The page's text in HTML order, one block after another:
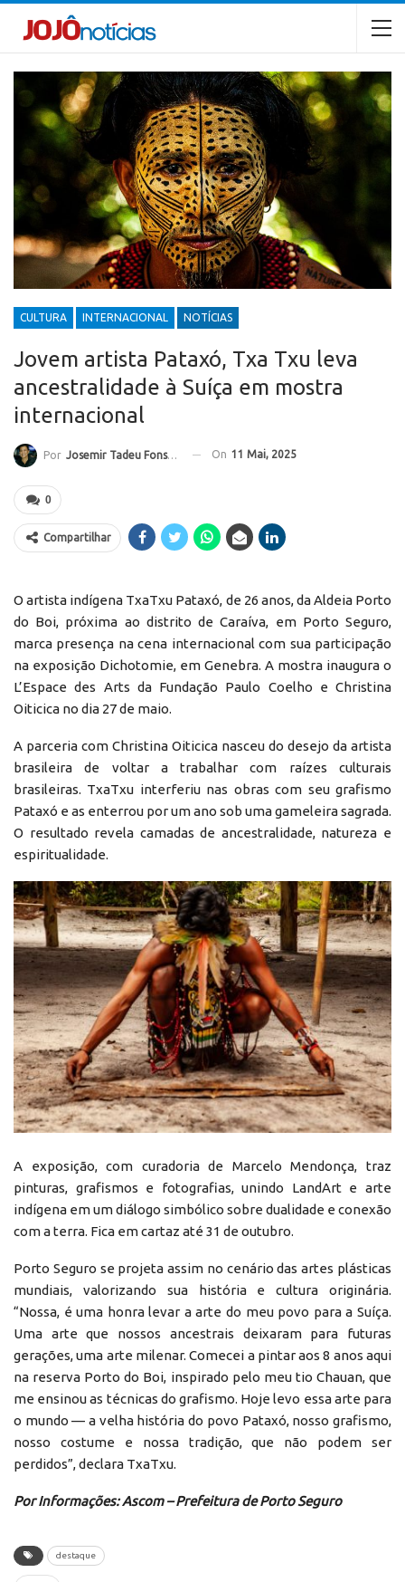
CULTURA INTERNACIONAL NOTÍCIAS
Jovem artista Pataxó, Txa Txu leva
ancestralidade à Suíça em mostra
internacional
Por Josemir Tadeu Fonseca On 11 Mai, 2025
0
Compartilhar
O artista indígena TxaTxu Pataxó, de 26 anos, da Aldeia Porto
do Boi, próxima ao distrito de Caraíva, em Porto Seguro,
marca presença na cena internacional com sua participação
na exposição Dichotomie, em Genebra. A mostra inaugura o
L’Espace des Arts da Fundação Paulo Coelho e Christina
Oiticica no dia 27 de maio.
A parceria com Christina Oiticica nasceu do desejo da artista
brasileira de voltar a trabalhar com raízes culturais
brasileiras. TxaTxu interferiu nas obras com seu grafismo
Pataxó e as enterrou por um ano sob uma gameleira sagrada.
O resultado revela camadas de ancestralidade, natureza e
espiritualidade.
A exposição, com curadoria de Marcelo Mendonça, traz
pinturas, grafismos e fotografias, unindo LandArt e arte
indígena em um diálogo simbólico sobre dualidade e conexão
com a terra. Fica em cartaz até 31 de outubro.
Porto Seguro se projeta assim no cenário das artes plásticas
mundiais, valorizando sua história e cultura originária.
“Nossa, é uma honra levar a arte do meu povo para a Suíça.
Uma arte que nossos ancestrais deixaram para futuras
gerações, uma arte milenar. Comecei a pintar aos 8 anos aqui
na reserva Porto do Boi, inspirado pelo meu tio Chauan, que
me ensinou as técnicas do grafismo. Hoje levo essa arte para
o mundo — a velha história do povo Pataxó, nosso grafismo,
nosso costume e nossa tradição, que não podem ser
perdidos”, declara TxaTxu.
Por Informações: Ascom – Prefeitura de Porto Seguro
destaque